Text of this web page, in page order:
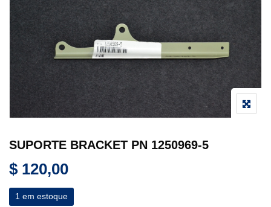
SUPORTE BRACKET PN 1250969-5
$ 120,00
1 em estoque